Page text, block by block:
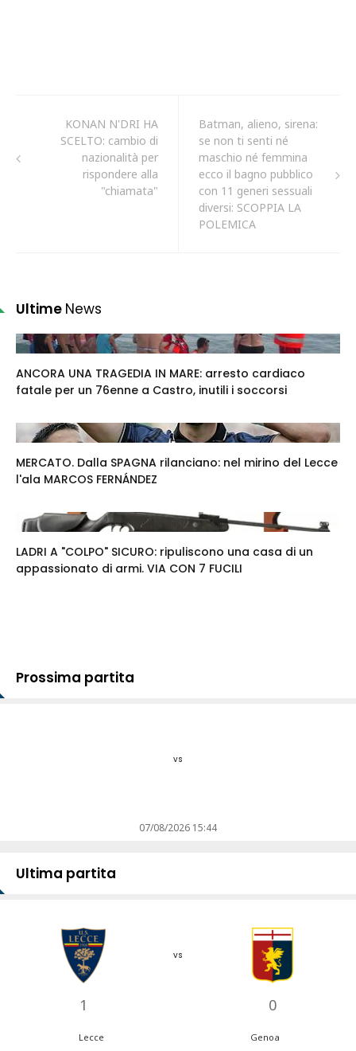
KONAN N'DRI HA
SCELTO: cambio di
nazionalità per
rispondere alla
"chiamata"
Batman, alieno, sirena:
se non ti senti né
maschio né femmina
ecco il bagno pubblico
con 11 generi sessuali
diversi: SCOPPIA LA
POLEMICA
Ultime News
ANCORA UNA TRAGEDIA IN MARE: arresto cardiaco
fatale per un 76enne a Castro, inutili i soccorsi
MERCATO. Dalla SPAGNA rilanciano: nel mirino del Lecce
l'ala MARCOS FERNÁNDEZ
LADRI A "COLPO" SICURO: ripuliscono una casa di un
appassionato di armi. VIA CON 7 FUCILI
Prossima partita
vs
07/08/2026 15:44
Ultima partita
1
vs
0
Lecce Genoa